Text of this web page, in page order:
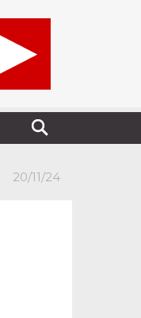
20/11/24